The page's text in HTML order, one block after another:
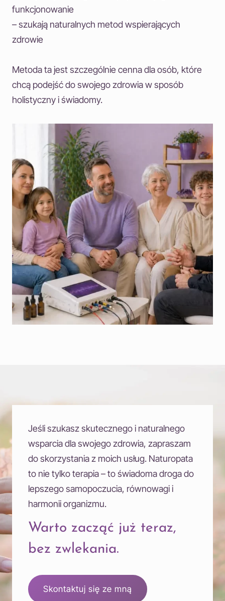
funkcjonowanie
– szukają naturalnych metod wspierających
zdrowie
Metoda ta jest szczególnie cenna dla osób, które
chcą podejść do swojego zdrowia w sposób
holistyczny i świadomy.
Jeśli szukasz skutecznego i naturalnego
wsparcia dla swojego zdrowia, zapraszam
do skorzystania z moich usług. Naturopata
to nie tylko terapia – to świadoma droga do
lepszego samopoczucia, równowagi i
harmonii organizmu.
Warto zacząć już teraz,
bez zwlekania.
Skontaktuj się ze mną